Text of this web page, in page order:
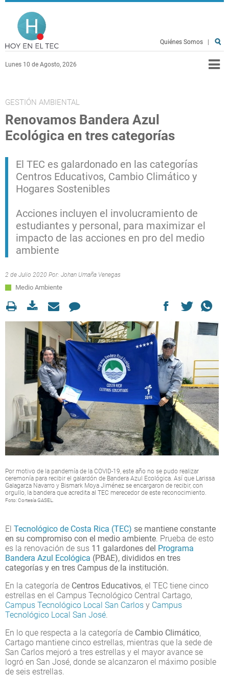
Pasar al contenido principal
Lunes 10 de Agosto, 2026
Quiénes Somos
GESTIÓN AMBIENTAL
Renovamos Bandera Azul
Ecológica en tres categorías
El TEC es galardonado en las categorías
Centros Educativos, Cambio Climático y
Hogares Sostenibles
Acciones incluyen el involucramiento de
estudiantes y personal, para maximizar el
impacto de las acciones en pro del medio
ambiente
2 de Julio 2020 Por: Johan Umaña Venegas
Medio Ambiente
Por motivo de la pandemía de la COVID-19, este año no se pudo realizar
ceremonía para recibir el galardón de Bandera Azul Ecológica. Así que Larissa
Galagarza Navarro y Bismark Moya Jiménez se encargaron de recibir, con
orgullo, la bandera que acredita al TEC merecedor de este reconocimiento.
Foto: Cortesía GASEL.
El Tecnológico de Costa Rica (TEC) se mantiene constante
en su compromiso con el medio ambiente. Prueba de esto
es la renovación de sus 11 galardones del Programa
Bandera Azul Ecológica (PBAE), divididos en tres
categorías y en tres Campus de la institución.
En la categoría de Centros Educativos, el TEC tiene cinco
estrellas en el Campus Tecnológico Central Cartago,
Campus Tecnológico Local San Carlos y Campus
Tecnológico Local San José.
En lo que respecta a la categoría de Cambio Climático,
Cartago mantiene cinco estrellas, mientras que la sede de
San Carlos mejoró a tres estrellas y el mayor avance se
logró en San José, donde se alcanzaron el máximo posible
de seis estrellas.